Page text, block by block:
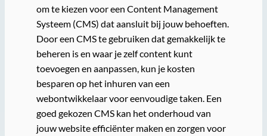
om te kiezen voor een Content Management
Systeem (CMS) dat aansluit bij jouw behoeften.
Door een CMS te gebruiken dat gemakkelijk te
beheren is en waar je zelf content kunt
toevoegen en aanpassen, kun je kosten
besparen op het inhuren van een
webontwikkelaar voor eenvoudige taken. Een
goed gekozen CMS kan het onderhoud van
jouw website efficiënter maken en zorgen voor